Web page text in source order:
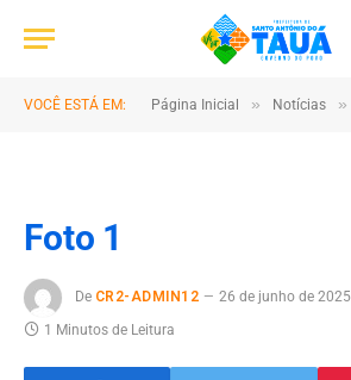
VOCÊ ESTÁ EM: Página Inicial » Notícias »
Foto 1
De CR2-ADMIN12
26 de junho de 2025
1 Minutos de Leitura